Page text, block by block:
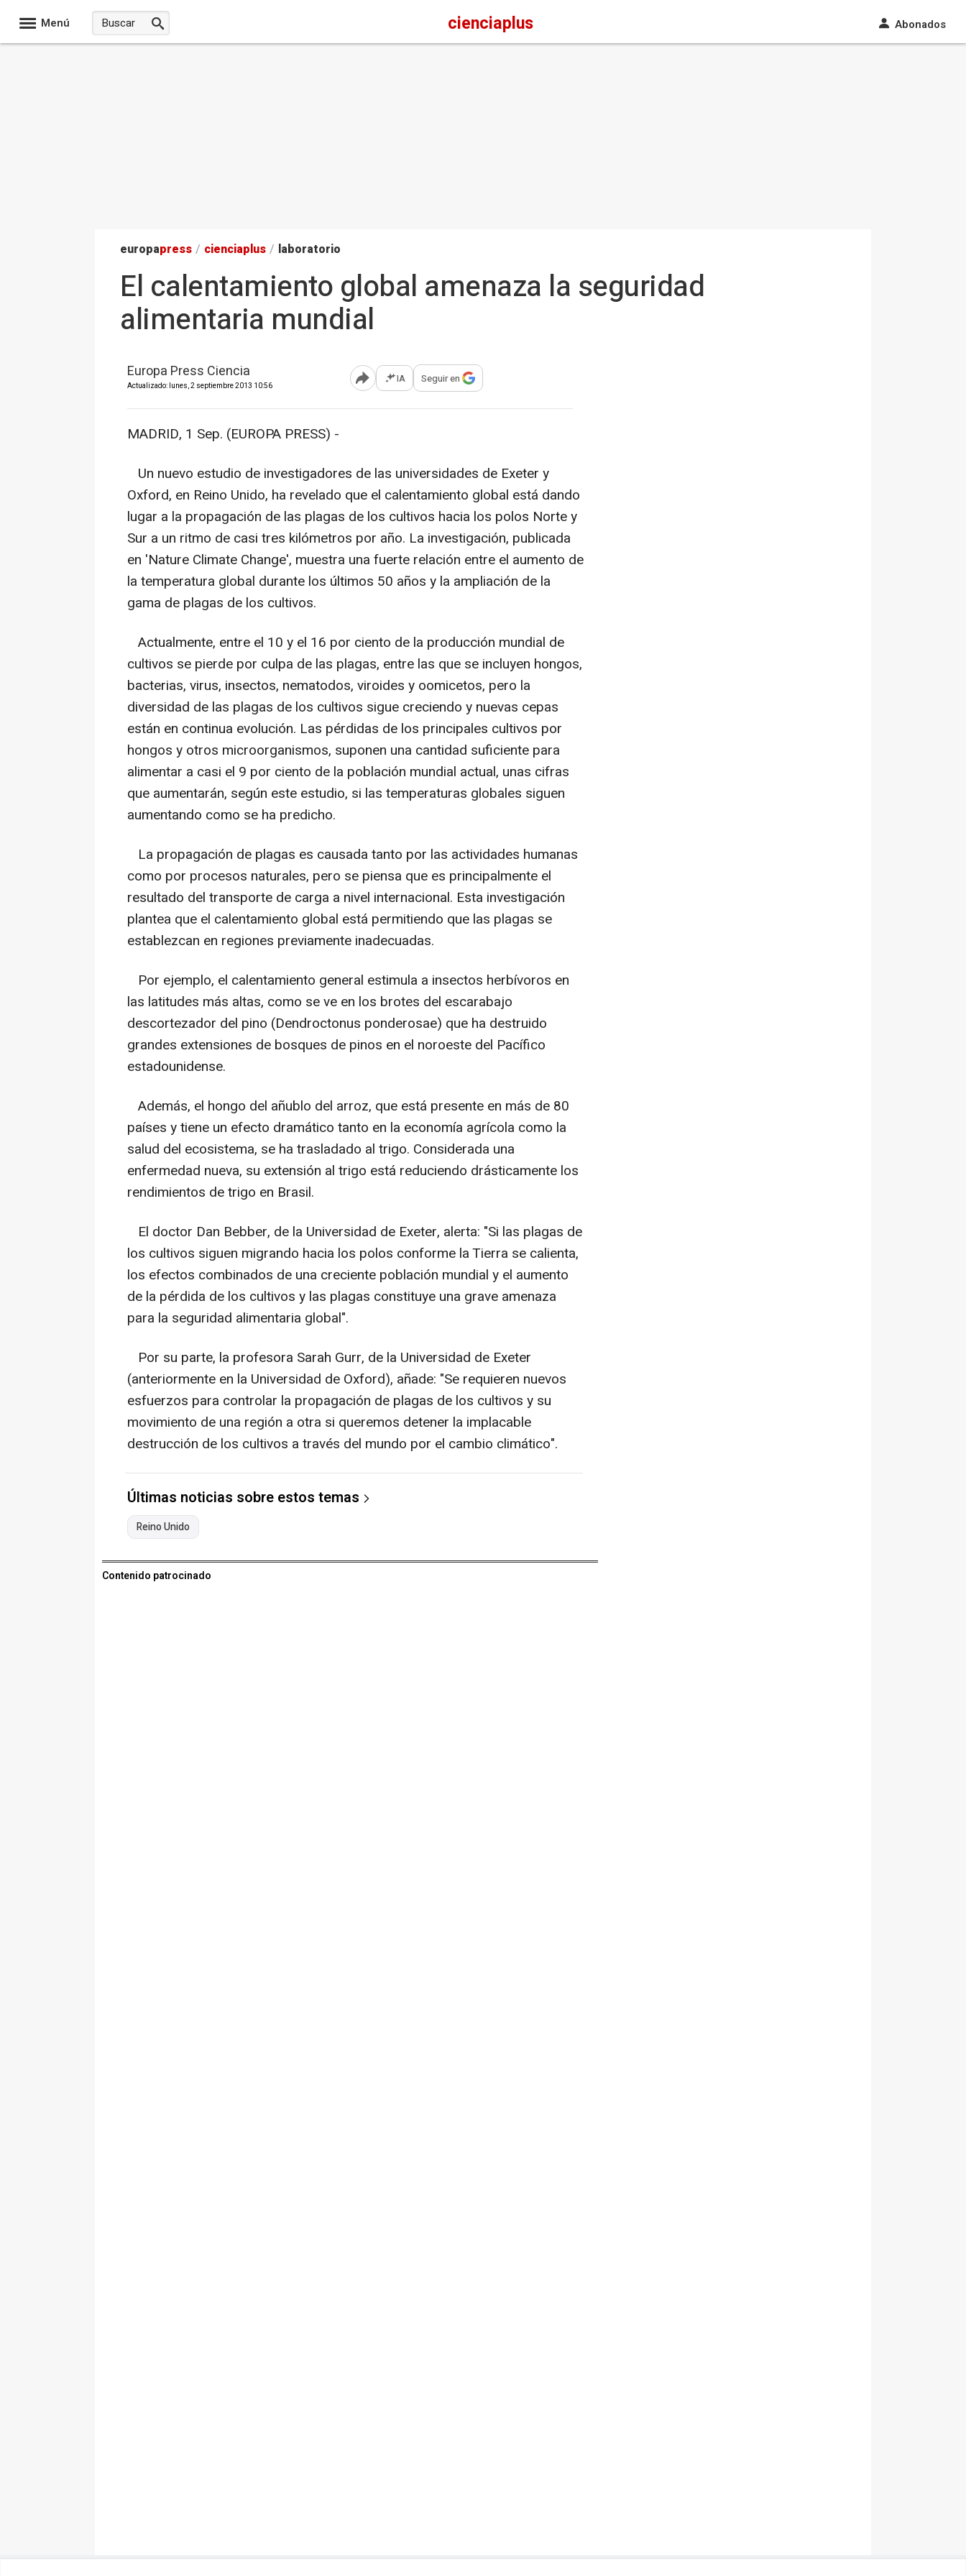
Menú cienciaplus Abonados
europapress / cienciaplus / laboratorio
El calentamiento global amenaza la seguridad
alimentaria mundial
Europa Press Ciencia
Actualizado: lunes, 2 septiembre 2013 10:56 Abrir opciones para compartir
IA Seguir en
MADRID, 1 Sep. (EUROPA PRESS) -
Un nuevo estudio de investigadores de las universidades de Exeter y
Oxford, en Reino Unido, ha revelado que el calentamiento global está dando
lugar a la propagación de las plagas de los cultivos hacia los polos Norte y
Sur a un ritmo de casi tres kilómetros por año. La investigación, publicada
en 'Nature Climate Change', muestra una fuerte relación entre el aumento de
la temperatura global durante los últimos 50 años y la ampliación de la
gama de plagas de los cultivos.
Actualmente, entre el 10 y el 16 por ciento de la producción mundial de
cultivos se pierde por culpa de las plagas, entre las que se incluyen hongos,
bacterias, virus, insectos, nematodos, viroides y oomicetos, pero la
diversidad de las plagas de los cultivos sigue creciendo y nuevas cepas
están en continua evolución. Las pérdidas de los principales cultivos por
hongos y otros microorganismos, suponen una cantidad suficiente para
alimentar a casi el 9 por ciento de la población mundial actual, unas cifras
que aumentarán, según este estudio, si las temperaturas globales siguen
aumentando como se ha predicho.
La propagación de plagas es causada tanto por las actividades humanas
como por procesos naturales, pero se piensa que es principalmente el
resultado del transporte de carga a nivel internacional. Esta investigación
plantea que el calentamiento global está permitiendo que las plagas se
establezcan en regiones previamente inadecuadas.
Por ejemplo, el calentamiento general estimula a insectos herbívoros en
las latitudes más altas, como se ve en los brotes del escarabajo
descortezador del pino (Dendroctonus ponderosae) que ha destruido
grandes extensiones de bosques de pinos en el noroeste del Pacífico
estadounidense.
Además, el hongo del añublo del arroz, que está presente en más de 80
países y tiene un efecto dramático tanto en la economía agrícola como la
salud del ecosistema, se ha trasladado al trigo. Considerada una
enfermedad nueva, su extensión al trigo está reduciendo drásticamente los
rendimientos de trigo en Brasil.
El doctor Dan Bebber, de la Universidad de Exeter, alerta: "Si las plagas de
los cultivos siguen migrando hacia los polos conforme la Tierra se calienta,
los efectos combinados de una creciente población mundial y el aumento
de la pérdida de los cultivos y las plagas constituye una grave amenaza
para la seguridad alimentaria global".
Por su parte, la profesora Sarah Gurr, de la Universidad de Exeter
(anteriormente en la Universidad de Oxford), añade: "Se requieren nuevos
esfuerzos para controlar la propagación de plagas de los cultivos y su
movimiento de una región a otra si queremos detener la implacable
destrucción de los cultivos a través del mundo por el cambio climático".
Últimas noticias sobre estos temas
Reino Unido
Contenido patrocinado